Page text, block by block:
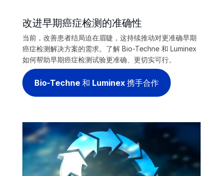
改进早期癌症检测的准确性
当前，改善患者结局迫在眉睫，这持续推动对更准确早期
癌症检测解决方案的需求。了解 Bio-Techne 和 Luminex
如何帮助早期癌症检测试验更准确、更切实可行。
Bio-Techne 和 Luminex 携手合作